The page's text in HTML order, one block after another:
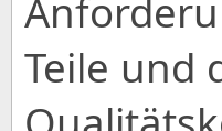
Teile und